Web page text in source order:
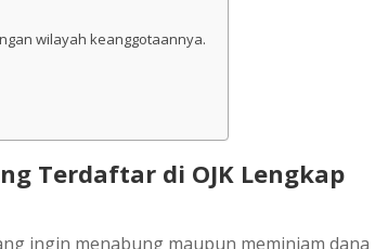
wilayah keanggotaannya.
Terdaftar di OJK Lengkap
ingin menabung maupun meminjam dana